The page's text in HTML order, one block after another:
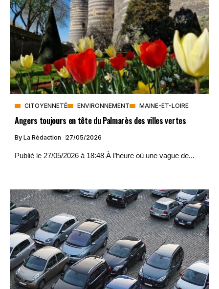
CITOYENNETÉ ENVIRONNEMENT MAINE-ET-LOIRE
Angers toujours en tête du Palmarès des villes vertes
By La Rédaction 27/05/2026
Publié le 27/05/2026 à 18:48 À l’heure où une vague de...